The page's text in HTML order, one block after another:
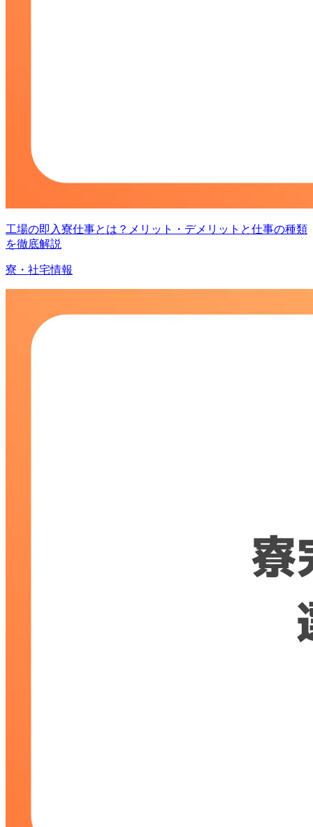
工場の即入寮仕事とは？メリット・デメリットと仕事の種類
を徹底解説
寮・社宅情報